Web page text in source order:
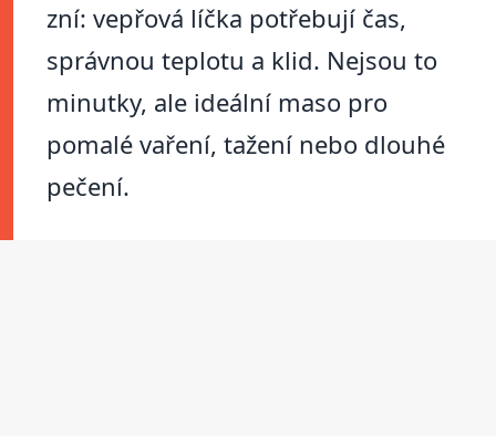
zní: vepřová líčka potřebují čas,
správnou teplotu a klid. Nejsou to
minutky, ale ideální maso pro
pomalé vaření, tažení nebo dlouhé
pečení.